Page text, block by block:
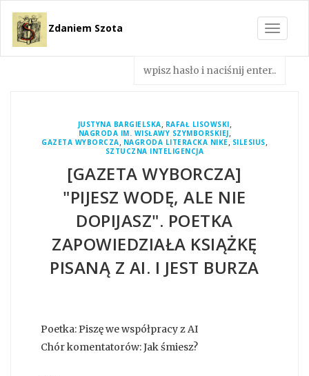
Toggle
Zdaniem Szota
JUSTYNA BARGIELSKA, RAFAŁ LISOWSKI,
NAGRODA IM. WISŁAWY SZYMBORSKIEJ,
GAZETA WYBORCZA, NAGRODA LITERACKA NIKE, SILESIUS,
SZTUCZNA INTELIGENCJA
[GAZETA WYBORCZA]
"PIJESZ WODĘ, ALE NIE
DOPIJASZ". POETKA
ZAPOWIEDZIAŁA KSIĄŻKĘ
PISANĄ Z AI. I JEST BURZA
Poetka: Piszę we współpracy z AI
Chór komentatorów: Jak śmiesz?